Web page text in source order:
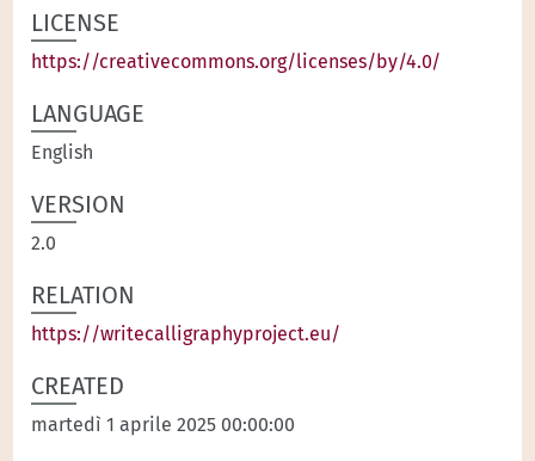
LICENSE
https://creativecommons.org/licenses/by/4.0/
LANGUAGE
English
VERSION
2.0
RELATION
https://writecalligraphyproject.eu/
CREATED
martedì 1 aprile 2025 00:00:00